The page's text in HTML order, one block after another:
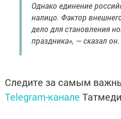
Однако единение
налицо. Фактор
дело для становления
праздника», — сказал он.
Следите за самым
Telegram-канале